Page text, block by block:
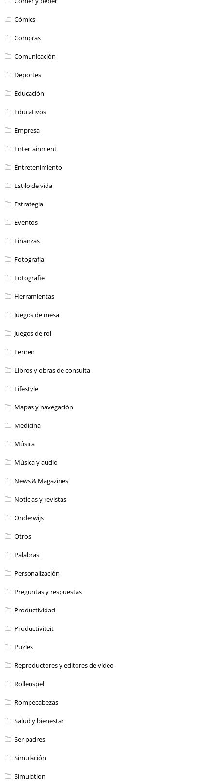
Cómics
Compras
Comunicación
Deportes
Educación
Educativos
Empresa
Entertainment
Entretenimiento
Estilo de vida
Estrategia
Eventos
Finanzas
Fotografía
Fotografie
Herramientas
Juegos de mesa
Juegos de rol
Lernen
Libros y obras de consulta
Lifestyle
Mapas y navegación
Medicina
Música
Música y audio
News & Magazines
Noticias y revistas
Onderwijs
Otros
Palabras
Personalización
Preguntas y respuestas
Productividad
Productiviteit
Puzles
Reproductores y editores de vídeo
Rollenspel
Rompecabezas
Salud y bienestar
Ser padres
Simulación
Simulation